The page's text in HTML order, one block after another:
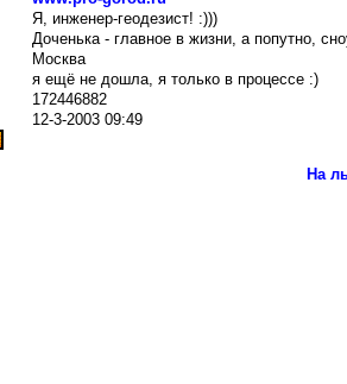
Я, инженер-геодезист! :)))
Доченька - главное в жизни, а попутно,
Москва
я ещё не дошла, я только в процессе :)
172446882
12-3-2003 09:49
На